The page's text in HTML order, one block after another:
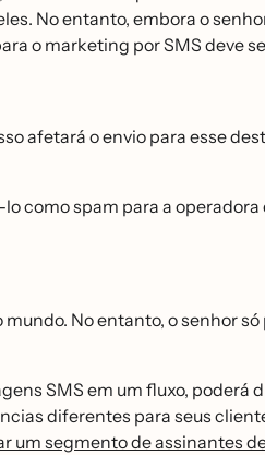
No entanto, embora o
o marketing por SMS deve
afetará o envio para esse
como spam para a
No entanto, o senhor
SMS em um fluxo,
diferentes para seus
um segmento de assinantes